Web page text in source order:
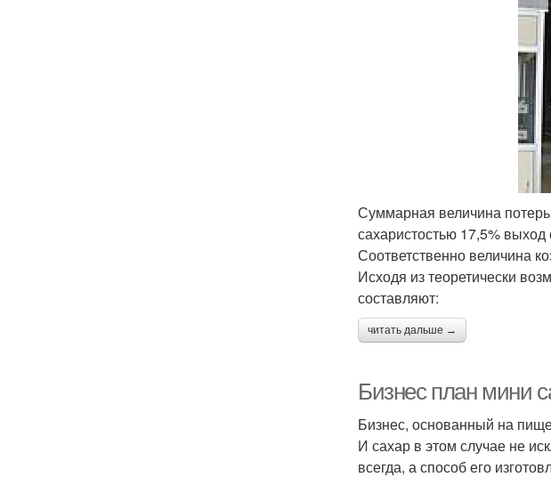
Суммарная величина
сахаристостью 17,5%
Соответственно величина
Исходя из теоретически
составляют:
читать дальше →
Бизнес план мини
Бизнес, основанный на
И сахар в этом случае не
всегда, а способ его